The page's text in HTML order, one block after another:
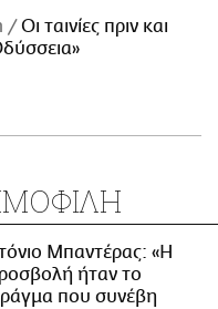
Οι ταινίες πριν και
Μπαντέρας: «Η
ήταν το
που συνέβη